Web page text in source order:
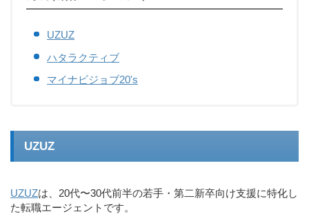
UZUZ
ハタラクティブ
マイナビジョブ20's
UZUZ
UZUZは、20代〜30代前半の若手・第二新卒向け支援に特化し
た転職エージェントです。